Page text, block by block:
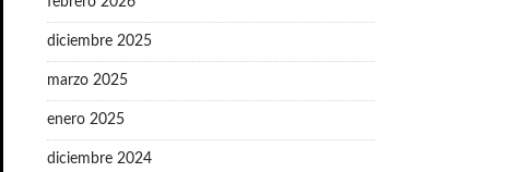
diciembre 2025
marzo 2025
enero 2025
diciembre 2024